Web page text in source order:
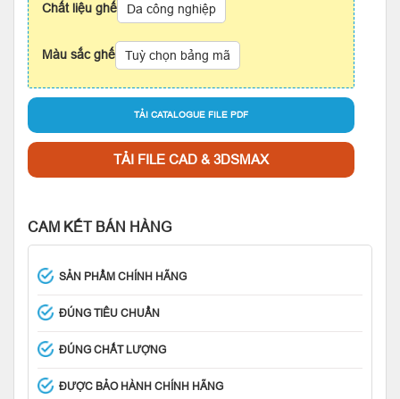
Chất liệu ghế Da công nghiệp
Màu sắc ghế Tuỳ chọn bảng mã
TẢI CATALOGUE FILE PDF
TẢI FILE CAD & 3DSMAX
CAM KẾT BÁN HÀNG
SẢN PHẨM CHÍNH HÃNG
ĐÚNG TIÊU CHUẨN
ĐÚNG CHẤT LƯỢNG
ĐƯỢC BẢO HÀNH CHÍNH HÃNG